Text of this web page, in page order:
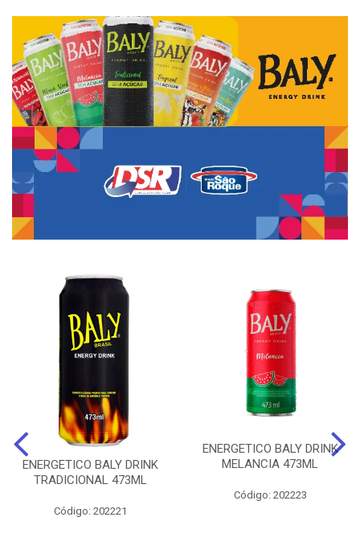
ENERGETICO BALY DRINK
TRADICIONAL 473ML
Código: 202221
ENERGETICO BALY DRINK
MELANCIA 473ML
Código: 202223